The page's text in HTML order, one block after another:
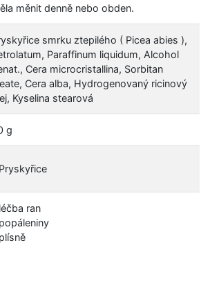
měnit denně nebo obden.
smrku ztepilého ( Picea abies ),
Paraffinum liquidum, Alcohol
Cera microcristallina, Sorbitan
Cera alba, Hydrogenovaný ricinový
Kyselina stearová
g
ran